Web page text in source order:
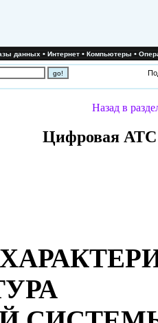
данных•Интернет•Компьютеры•
Назад в
Цифровая АТС